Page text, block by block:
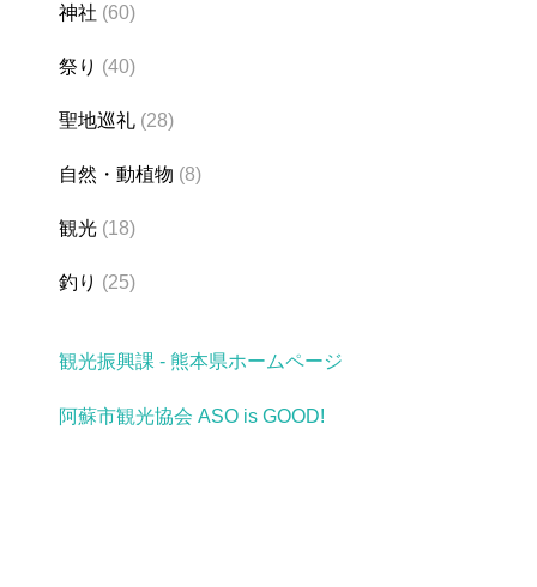
神社 (60)
祭り (40)
聖地巡礼 (28)
自然・動植物 (8)
観光 (18)
釣り (25)
観光振興課 - 熊本県ホームページ
阿蘇市観光協会 ASO is GOOD!